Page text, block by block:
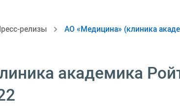
релизы АО «Медицина» (клиника
академика